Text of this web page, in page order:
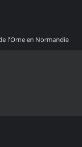
l'Orne en Normandie